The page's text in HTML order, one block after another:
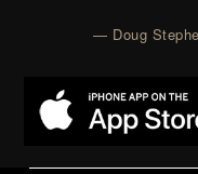
— Doug